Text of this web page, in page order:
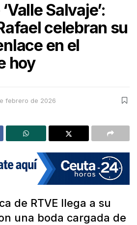
Salvaje’:
celebran su
en el
hoy
febrero de 2026
de RTVE llega a su
una boda cargada de